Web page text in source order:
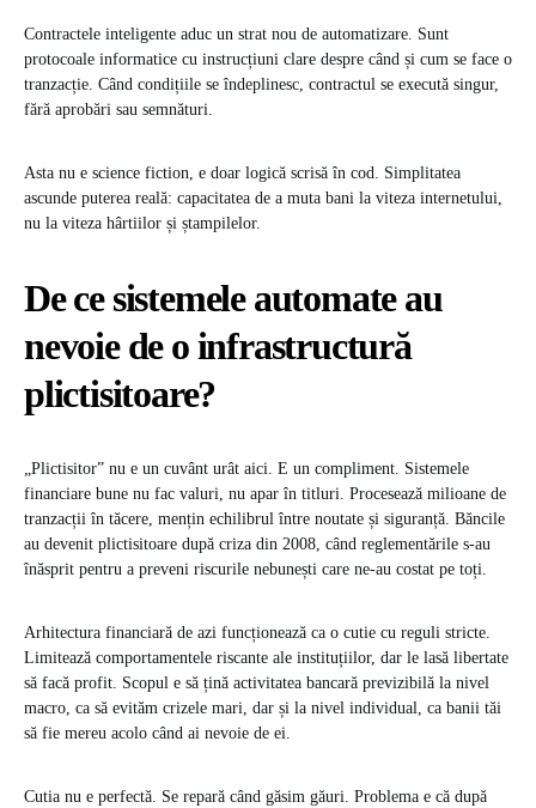
Contractele inteligente aduc un strat nou de automatizare. Sunt
protocoale informatice cu instrucțiuni clare despre când și cum se face o
tranzacție. Când condițiile se îndeplinesc, contractul se execută singur,
fără aprobări sau semnături.
Asta nu e science fiction, e doar logică scrisă în cod. Simplitatea
ascunde puterea reală: capacitatea de a muta bani la viteza internetului,
nu la viteza hârtiilor și ștampilelor.
De ce sistemele automate au
nevoie de o infrastructură
plictisitoare?
„Plictisitor” nu e un cuvânt urât aici. E un compliment. Sistemele
financiare bune nu fac valuri, nu apar în titluri. Procesează milioane de
tranzacții în tăcere, mențin echilibrul între noutate și siguranță. Băncile
au devenit plictisitoare după criza din 2008, când reglementările s-au
înăsprit pentru a preveni riscurile nebunești care ne-au costat pe toți.
Arhitectura financiară de azi funcționează ca o cutie cu reguli stricte.
Limitează comportamentele riscante ale instituțiilor, dar le lasă libertate
să facă profit. Scopul e să țină activitatea bancară previzibilă la nivel
macro, ca să evităm crizele mari, dar și la nivel individual, ca banii tăi
să fie mereu acolo când ai nevoie de ei.
Cutia nu e perfectă. Se repară când găsim găuri. Problema e că după